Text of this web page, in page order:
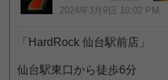
2024年3月9日 10:02 PM
「HardRock 仙台駅前店」
仙台駅東口から徒歩6分